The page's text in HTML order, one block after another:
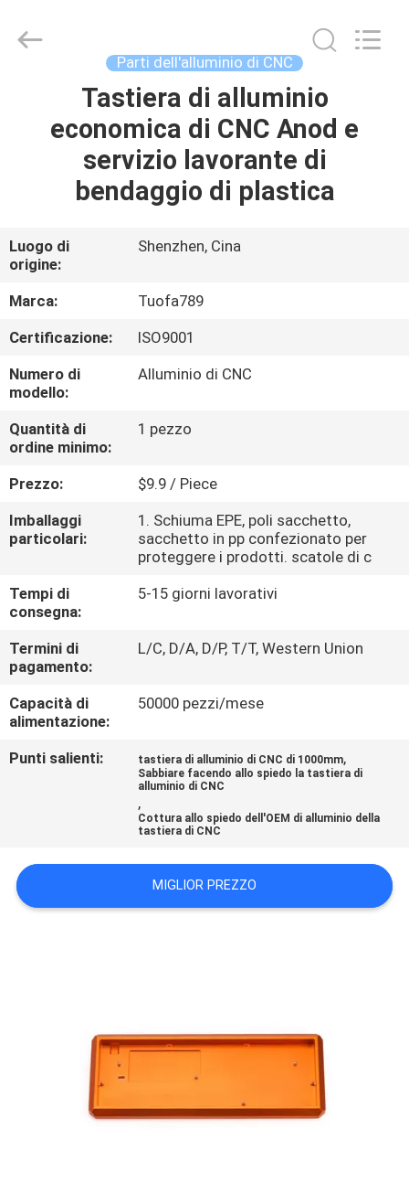
PRODOTTI
DI
NOI
VISITA
ALLA
FABBRICA
CONTROLLO
DELLA
QUALITÀ
CONTATTACI
CHIEDI
UN
PREVENTIVO
SITO
Technology
Parti dell'alluminio di CNC
Tastiera di alluminio
economica di CNC Anod e
servizio lavorante di
bendaggio di plastica
Luogo di
origine:
Shenzhen, Cina
Marca:
Tuofa789
Certificazione:
ISO9001
Numero di
modello:
Alluminio di CNC
Quantità di
ordine minimo:
1 pezzo
Prezzo:
$9.9 / Piece
Imballaggi
particolari:
1. Schiuma EPE, poli sacchetto,
sacchetto in pp confezionato per
proteggere i prodotti. scatole di c
Tempi di
consegna:
5-15 giorni lavorativi
Termini di
pagamento:
L/C, D/A, D/P, T/T, Western Union
Capacità di
alimentazione:
50000 pezzi/mese
Punti salienti: tastiera di alluminio di CNC di 1000mm,
Sabbiare facendo allo spiedo la tastiera di
alluminio di CNC
,
Cottura allo spiedo dell'OEM di alluminio della
tastiera di CNC
MIGLIOR PREZZO